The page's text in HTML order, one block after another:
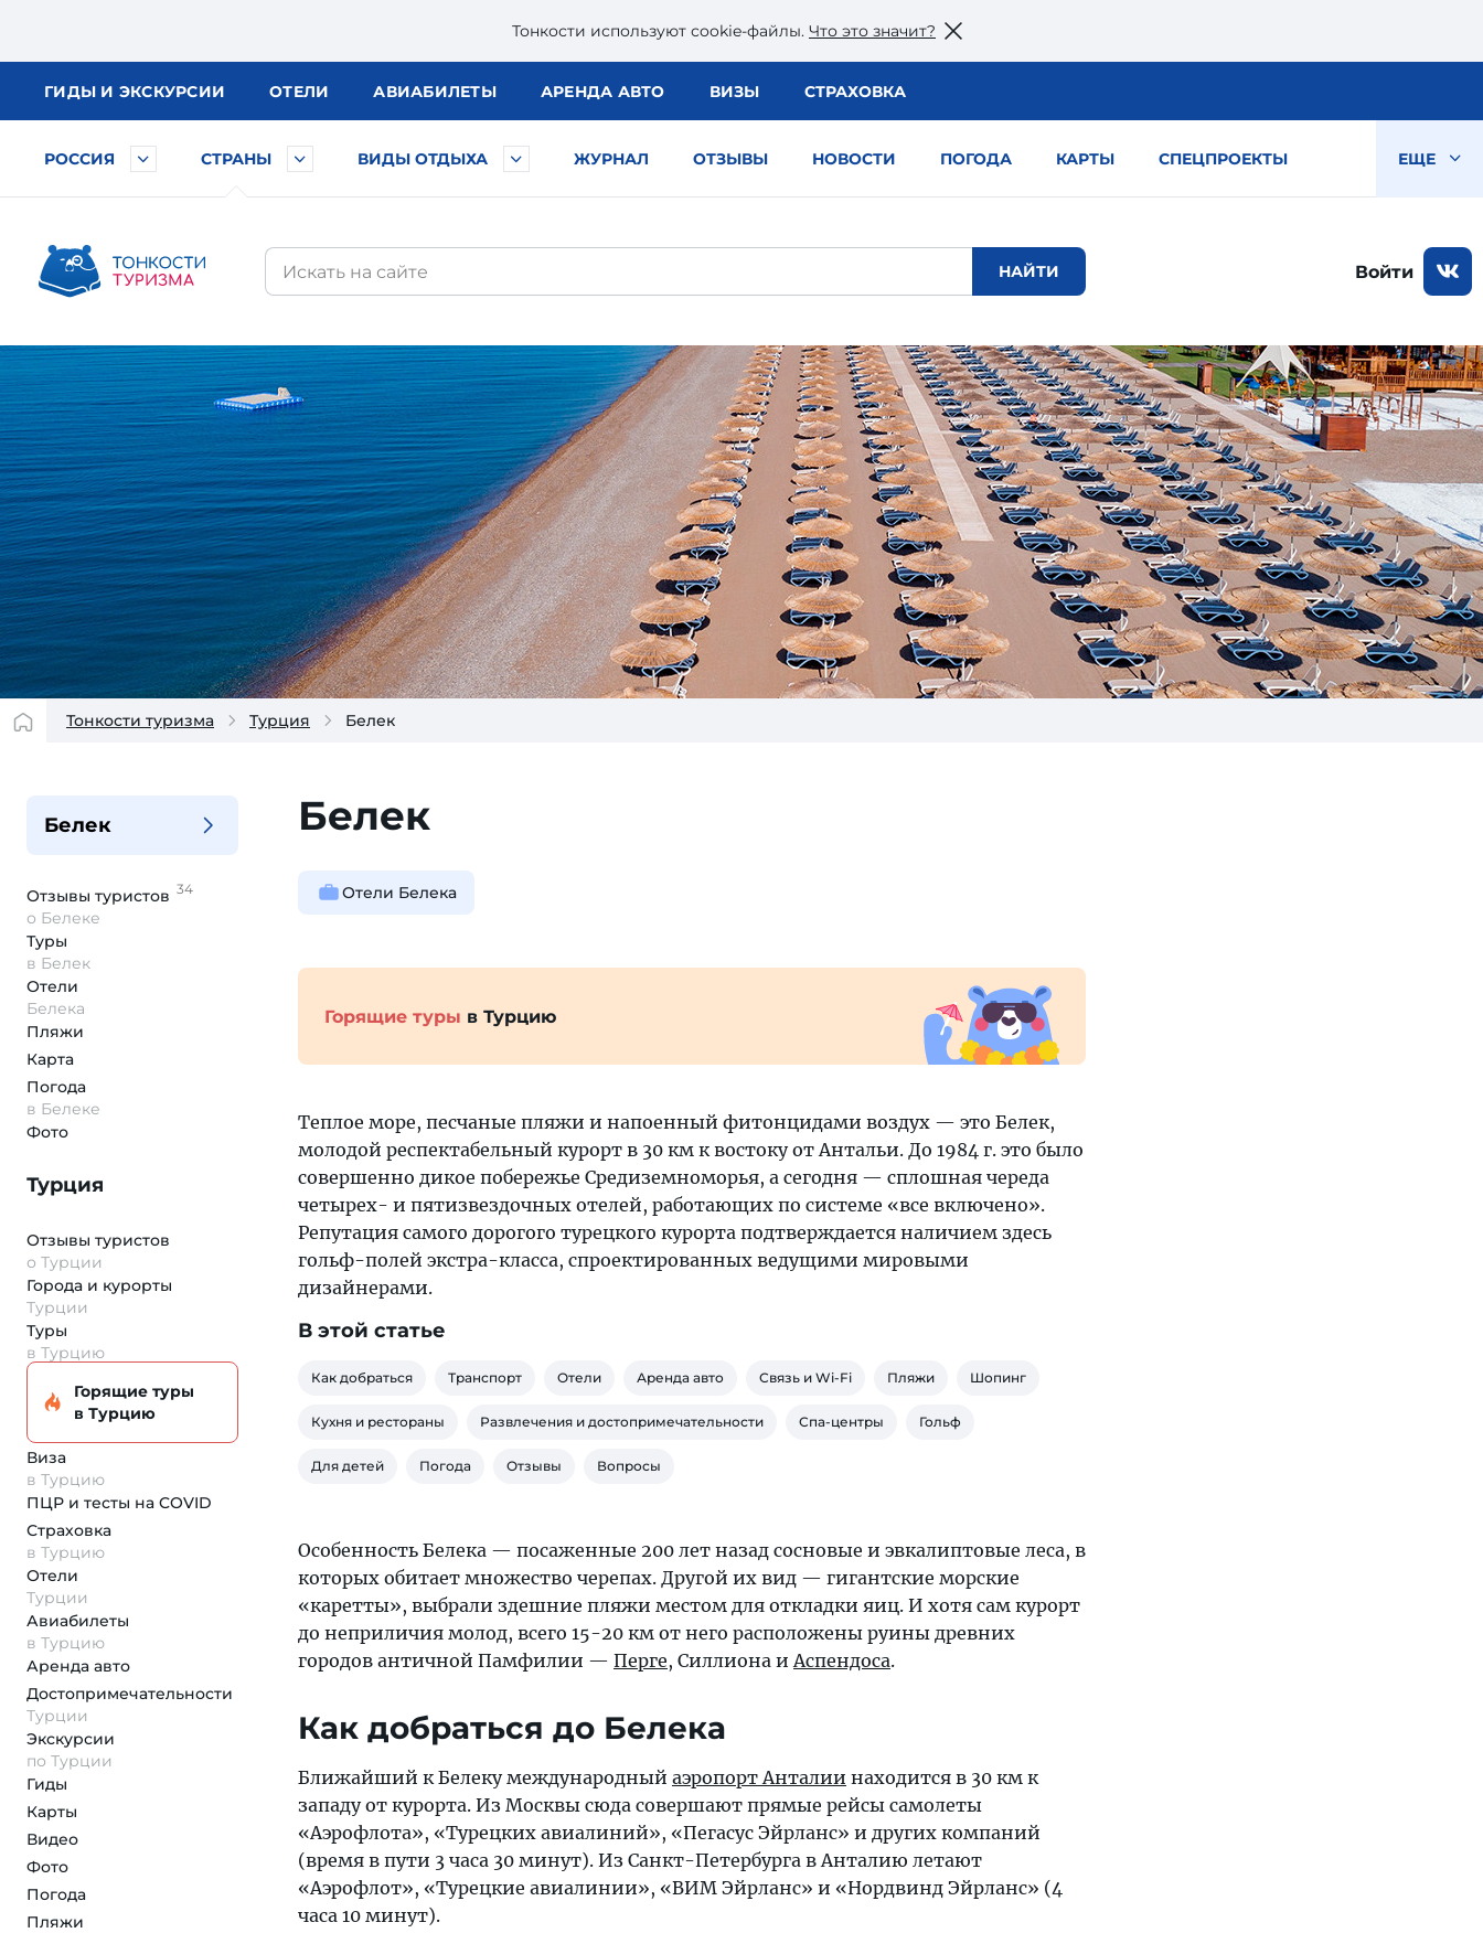
Тонкости используют сookie-файлы. Что это значит?
ГИДЫ И ЭКСКУРСИИ ОТЕЛИ АВИАБИЛЕТЫ АРЕНДА АВТО ВИЗЫ СТРАХОВКА
РОССИЯ СТРАНЫ ВИДЫ ОТДЫХА ЖУРНАЛ ОТЗЫВЫ НОВОСТИ ПОГОДА КАРТЫ СПЕЦПРОЕКТЫ ЕЩЕ
Войти
Тонкости туризма Турция Белек
Белек
Отзывы туристов 34
о Белеке
Туры
в Белек
Отели
Белека
Пляжи
Карта
Погода
в Белеке
Фото
Турция
Отзывы туристов
о Турции
Города и курорты
Турции
Туры
в Турцию
Горящие туры
в Турцию
Виза
в Турцию
ПЦР и тесты на COVID
Страховка
в Турцию
Отели
Турции
Авиабилеты
в Турцию
Аренда авто
Достопримеча­тельности
Турции
Экскурсии
по Турции
Гиды
Карты
Видео
Фото
Погода
Пляжи
Белек
Отели Белека
Горящие туры в Турцию
Теплое море, песчаные пляжи и напоенный фитонцидами воздух — это Белек,
молодой респектабельный курорт в 30 км к востоку от Антальи. До 1984 г. это было
совершенно дикое побережье Средиземноморья, а сегодня — сплошная череда
четырех- и пятизвездочных отелей, работающих по системе «все включено».
Репутация самого дорогого турецкого курорта подтверждается наличием здесь
гольф-полей экстра-класса, спроектированных ведущими мировыми
дизайнерами.
В этой статье
Как добраться Транспорт Отели Аренда авто Связь и Wi-Fi Пляжи Шопинг
Кухня и рестораны Развлечения и достопримечательности Спа-центры Гольф
Для детей Погода Отзывы Вопросы
Особенность Белека — посаженные 200 лет назад сосновые и эвкалиптовые леса, в
которых обитает множество черепах. Другой их вид — гигантские морские
«каретты», выбрали здешние пляжи местом для откладки яиц. И хотя сам курорт
до неприличия молод, всего 15-20 км от него расположены руины древних
городов античной Памфилии — Перге, Силлиона иАспендоса.
Как добраться до Белека
Ближайший к Белеку международный аэропорт Анталии находится в 30 км к
западу от курорта. Из Москвы сюда совершают прямые рейсы самолеты
«Аэрофлота», «Турецких авиалиний», «Пегасус Эйрланс» и других компаний
(время в пути 3 часа 30 минут). Из Санкт-Петербурга в Анталию летают
«Аэрофлот», «Турецкие авиалинии», «ВИМ Эйрланс» и «Нордвинд Эйрланс» (4
часа 10 минут).